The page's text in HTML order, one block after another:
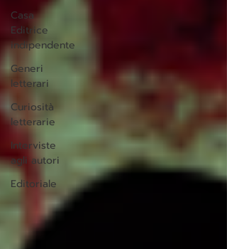
Casa
Editrice
indipendente
Generi
letterari
Curiosità
letterarie
Interviste
agli autori
Editoriale